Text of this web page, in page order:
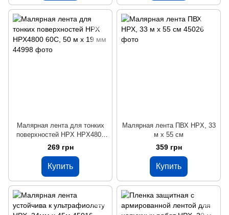
Малярная лента для тонких
поверхностей HPX HPX4800
60С, 50 м x 19 мм
269 грн
Купить
Малярная лента ПВХ HPX, 33
м x 55 cм
359 грн
Купить